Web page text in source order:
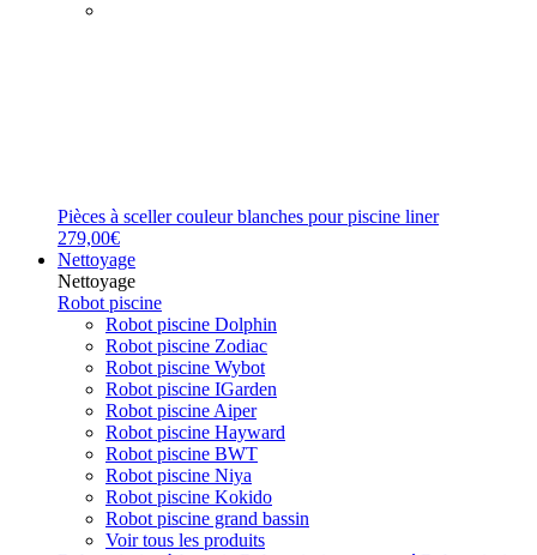
Pièces à sceller couleur blanches pour piscine liner
279,00€
Nettoyage
Nettoyage
Robot piscine
Robot piscine Dolphin
Robot piscine Zodiac
Robot piscine Wybot
Robot piscine IGarden
Robot piscine Aiper
Robot piscine Hayward
Robot piscine BWT
Robot piscine Niya
Robot piscine Kokido
Robot piscine grand bassin
Voir tous les produits